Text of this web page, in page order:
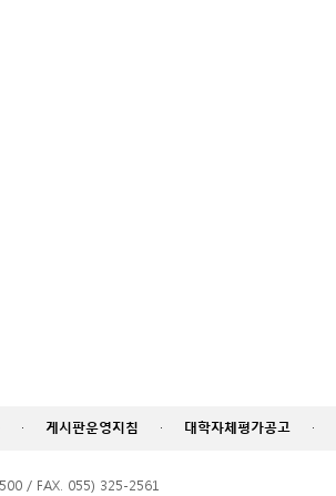
· 게시판운영지침 · 대학자체평가공고 ·
/ FAX. 055) 325-2561